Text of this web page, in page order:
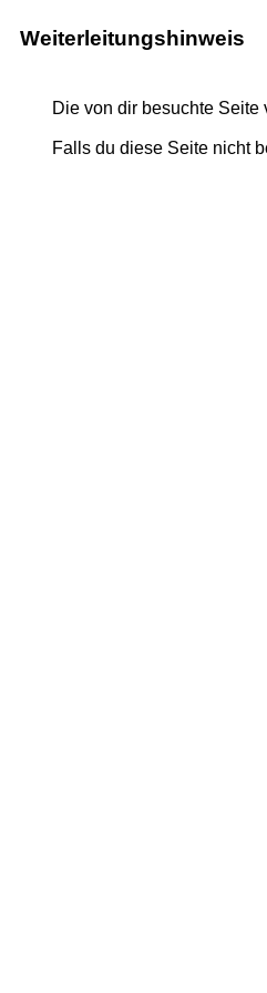
Weiterleitungshinweis
Die von dir besuchte Seite
Falls du diese Seite nicht